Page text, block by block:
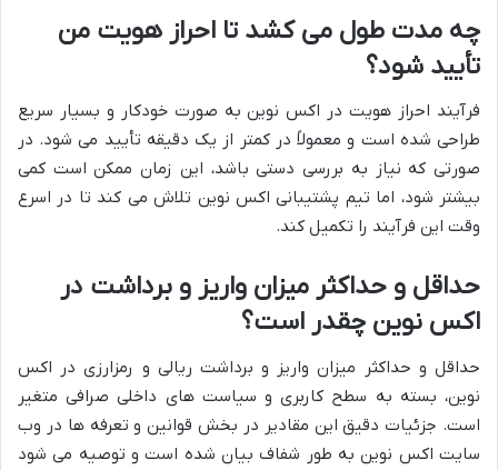
چه مدت طول می کشد تا احراز هویت من
تأیید شود؟
فرآیند احراز هویت در اکس نوین به صورت خودکار و بسیار سریع
طراحی شده است و معمولاً در کمتر از یک دقیقه تأیید می شود. در
صورتی که نیاز به بررسی دستی باشد، این زمان ممکن است کمی
بیشتر شود، اما تیم پشتیبانی اکس نوین تلاش می کند تا در اسرع
وقت این فرآیند را تکمیل کند.
حداقل و حداکثر میزان واریز و برداشت در
اکس نوین چقدر است؟
حداقل و حداکثر میزان واریز و برداشت ریالی و رمزارزی در اکس
نوین، بسته به سطح کاربری و سیاست های داخلی صرافی متغیر
است. جزئیات دقیق این مقادیر در بخش قوانین و تعرفه ها در وب
سایت اکس نوین به طور شفاف بیان شده است و توصیه می شود